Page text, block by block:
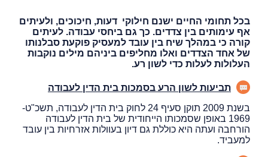
בכל תחומי החיים ישנם חילוקי דעות, חיכוכים, ולעיתים
אף עימותים בין צדדים. כך גם ביחסי עבודה. לעיתים
קורה כי במהלך שיח בין עובד למעסיק פוקעת סבלנותו
של אחד הצדדים ואלו מחליפים ביניהם מילים נוקבות
העלולות לעלות כדי לשון רע.
תביעות לשון הרע בסמכות בית הדין לעבודה
בשנת 2009 תוקן סעיף 24 לחוק בית הדין לעבודה, תשכ"ט-
1969 באופן שסמכותו הייחודית של בית הדין לעבודה
הורחבה ועתה היא כוללת גם דיון בעוולות אזרחיות בין עובד
למעביד.